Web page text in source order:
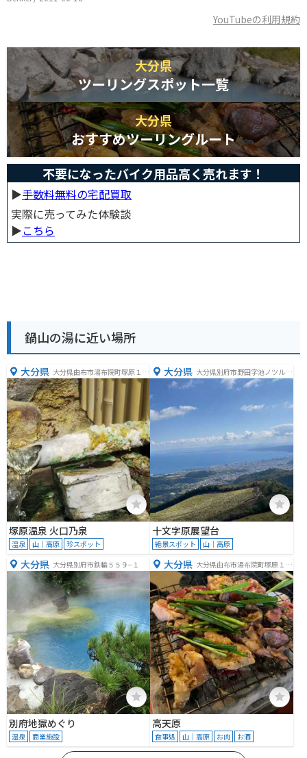
YouTubeの利用規約
大分県
ツーリングスポット一覧
大分県
おすすめツーリングルート
不要になったバイク用品高く売れます！
▶︎手数料無料の宅配買取
実際に売ってみた体験談
▶︎こちら
鍋山の湯に近い場所
大分県 大分県由布市湯布院町塚原１２
３５
塚原温泉 火口乃泉
温泉 山｜高原 珍スポット
大分県 大分県別府市野田字池ノツル
−１２００
十文字原展望台
絶景スポット 山｜高原
大分県 大分県別府市鉄輪５５９−１
別府地獄めぐり
温泉 商業施設
大分県 大分県由布市湯布院町塚原１２
３６−１
高天原
食事処 山｜高原 お肉 お酒